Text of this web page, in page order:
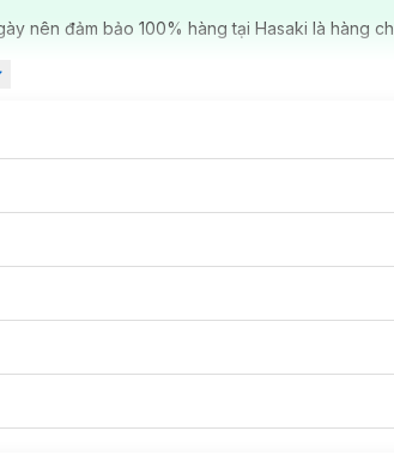
nên đảm bảo 100% hàng tại Hasaki là hàng